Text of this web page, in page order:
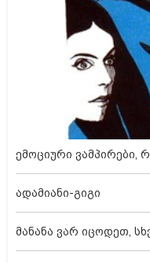
ემოციური ვამპირები,
ადამიანი-გიგი
მანანა ვარ იცოდეთ,